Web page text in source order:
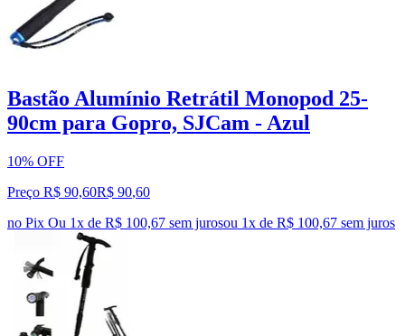
Bastão Alumínio Retrátil Monopod 25-
90cm para Gopro, SJCam - Azul
10% OFF
Preço R$ 90,60R$ 90,60
no Pix Ou 1x de R$ 100,67 sem jurosou 1x de R$ 100,67 sem juros